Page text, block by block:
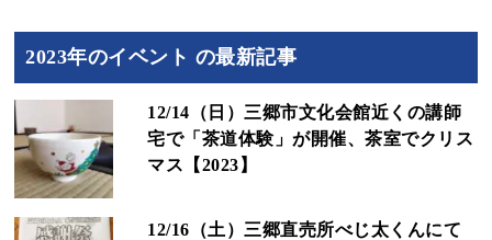
2023年のイベント の最新記事
12/14（日）三郷市文化会館近くの講師
宅で「茶道体験」が開催、茶室でクリス
マス【2023】
12/16（土）三郷直売所べじ太くんにて